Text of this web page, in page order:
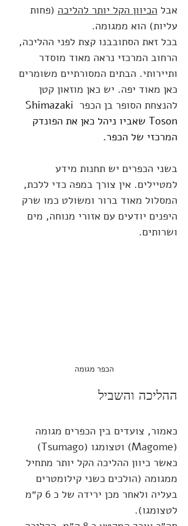
אבל הכיוון הקל יותר להליכה (פחות
עליות) הוא ממגומה.
בכל זאת הסתובבנו קצת לפני ההליכה,
הרחוב המרכזי נראה מאוד מוסדר
ותיירותי. הבתים המסורתיים משומרים
כאן מאוד יפה. יש כאן מוזאון קטן
להנצחת הסופר בן הכפר Shimazaki
Toson שאביו ניהל כאן את הפונדק
המרכזי של הכפר.
בשני הכפרים יש תחנות מידע
למטיילים. אין צורך במפה כדי ללכת,
המסלול מאוד ברור ומשולט כמו שרק
היפנים יודעים עם אזורי מנוחה, מים
ושרותים.
הכפר מגומה
ההליכה והשביל
כאמור, צועדים בין הכפרים מגומה
(
Magome) וטצומגו (Tsumago
)
כאשר כיוון ההליכה הקל יותר מתחיל
ממגומה (הולכים כשני קילומטרים
בעליה ולאחר מכן ירידה של כ 6 ק״מ
לטצומגו).